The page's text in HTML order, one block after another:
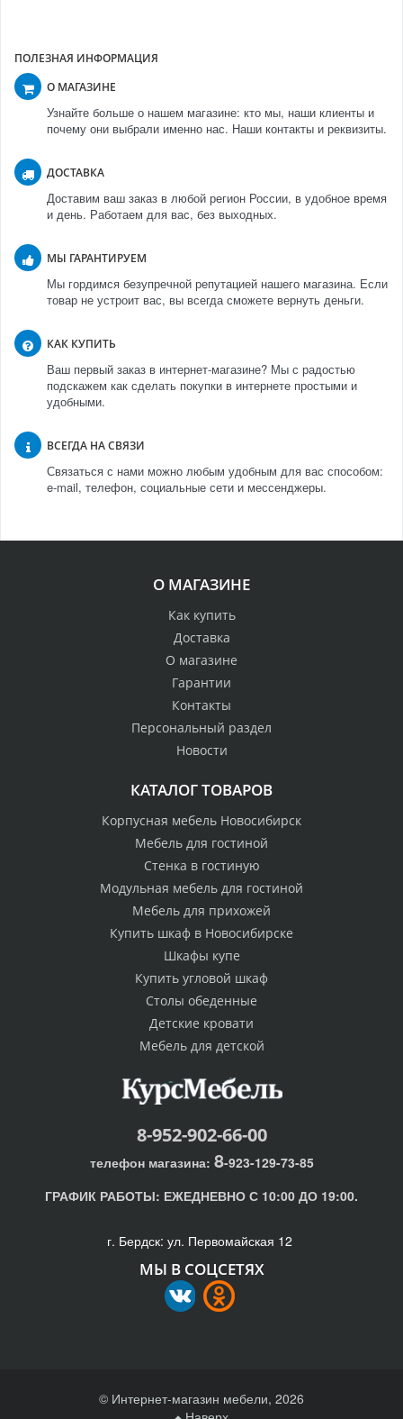
ПОЛЕЗНАЯ ИНФОРМАЦИЯ
О МАГАЗИНЕ
Узнайте больше о нашем магазине: кто мы, наши клиенты и
почему они выбрали именно нас. Наши контакты и реквизиты.
ДОСТАВКА
Доставим ваш заказ в любой регион России, в удобное время
и день. Работаем для вас, без выходных.
МЫ ГАРАНТИРУЕМ
Мы гордимся безупречной репутацией нашего магазина. Если
товар не устроит вас, вы всегда сможете вернуть деньги.
КАК КУПИТЬ
Ваш первый заказ в интернет-магазине? Мы с радостью
подскажем как сделать покупки в интернете простыми и
удобными.
ВСЕГДА НА СВЯЗИ
Связаться с нами можно любым удобным для вас способом:
e-mail, телефон, социальные сети и мессенджеры.
О МАГАЗИНЕ
Как купить
Доставка
О магазине
Гарантии
Контакты
Персональный раздел
Новости
КАТАЛОГ ТОВАРОВ
Корпусная мебель Новосибирск
Мебель для гостиной
Стенка в гостиную
Модульная мебель для гостиной
Мебель для прихожей
Купить шкаф в Новосибирске
Шкафы купе
Купить угловой шкаф
Столы обеденные
Детские кровати
Мебель для детской
8-952-902-66-00
телефон магазина: 8-923-129-73-85
ГРАФИК РАБОТЫ: ЕЖЕДНЕВНО С 10:00 ДО 19:00.
г. Бердск: ул. Первомайская 12
МЫ В СОЦСЕТЯХ
© Интернет-магазин мебели, 2026